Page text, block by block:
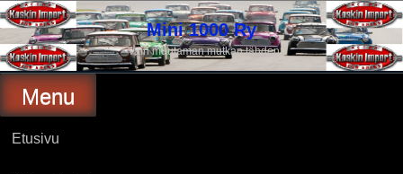
Skip
to
content
Mini 1000 Ry
Vain muutaman mutkan tähden
Menu
Etusivu